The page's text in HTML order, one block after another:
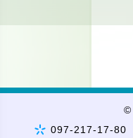
©
097-217-17-80